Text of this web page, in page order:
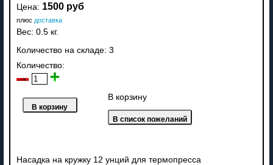
Цена: 1500 руб
плюс доставка
Вес: 0.5 кг.
Количество на складе: 3
Количество:
В корзину
Насадка на кружку 12 унций для термопресса